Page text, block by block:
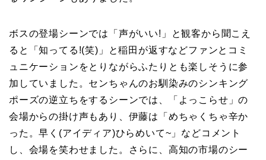
ボスの登場シーンでは「声がいい!」と観客から聞こえ
ると「知ってる!(笑)」と稲田が返すなどファンとコミ
ュニケーションをとりながらふたりとも楽しそうに参
加していました。センちゃんのお馴染みのシンキング
ポーズの逆立ちをするシーンでは、「よっこらせ」の
会場からの掛け声もあり、伊藤は「めちゃくちゃ辛か
った。早く(アイディア)ひらめいて~」などコメント
し、会場を笑わせました。さらに、高知の市場のシー